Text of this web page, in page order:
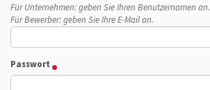
Für Unternehmen: geben Sie Ihren Benutzernamen an.
Für Bewerber: geben Sie Ihre E-Mail an.
Passwort